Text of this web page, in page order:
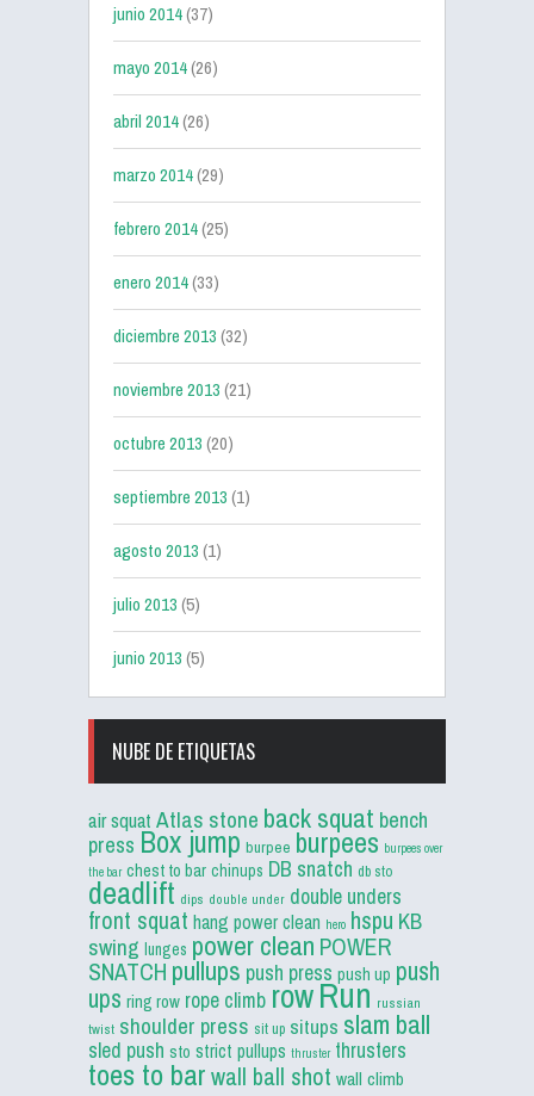
junio 2014(37)
mayo 2014(26)
abril 2014(26)
marzo 2014(29)
febrero 2014(25)
enero 2014(33)
diciembre 2013(32)
noviembre 2013(21)
octubre 2013(20)
septiembre 2013(1)
agosto 2013(1)
julio 2013(5)
junio 2013(5)
NUBE DE ETIQUETAS
air squat Atlas stone back squat bench
press Box jump burpee burpees burpees over
the bar chest to bar chinups DB snatch db sto
deadlift dips double under double unders
front squat hang power clean hero hspu KB
swing lunges power clean POWER
SNATCH pullups push press push up push
ups ring row rope climb rowRun russian
twist shoulder press sit up situps slam ball
sled push sto strict pullups thruster thrusters
toes to barwall ball shot wall climb